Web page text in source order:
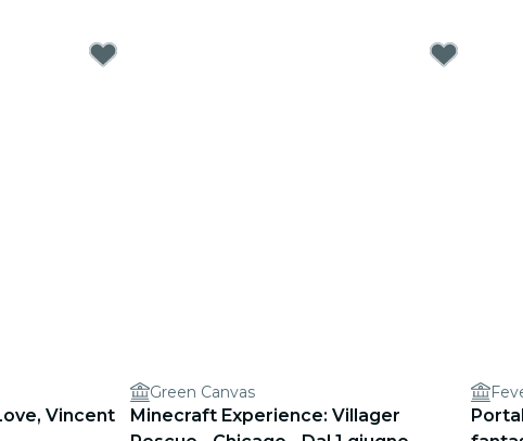
Vincent
Green Canvas
Minecraft Experience: Villager